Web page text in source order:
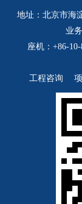
地址：北京市海
业
座机：+86-
工程咨询